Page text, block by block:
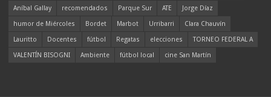
Aníbal Gallay
recomendados Parque Sur ATE
Jorge Díaz
humor de Miércoles
Bordet Marbot Urribarri
Clara Chauvín
Lauritto
Docentes fútbol Regatas elecciones
TORNEO FEDERAL A
VALENTÍN BISOGNI
Ambiente fútbol local cine San Martín